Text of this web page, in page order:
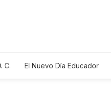
C.
El Nuevo Día Educador